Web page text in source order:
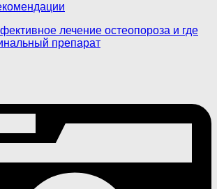
лечение остеопороза и где
препарат